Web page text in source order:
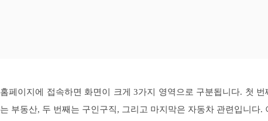
홈페이지에 접속하면 화면이 크게 3가지 영역으로 구분됩니다. 첫 번
는 부동산, 두 번째는 구인구직, 그리고 마지막은 자동차 관련입니다.